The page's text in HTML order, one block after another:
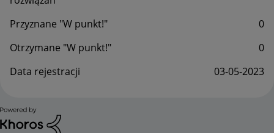
Przyznane "W punkt!"
0
Otrzymane "W punkt!"
0
Data rejestracji
‎03-05-2023